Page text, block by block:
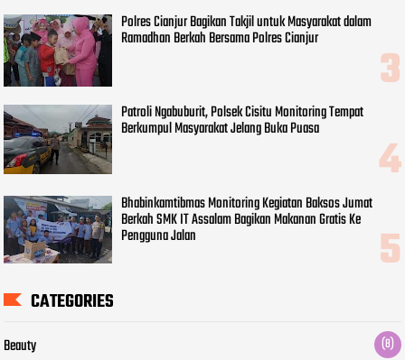
Polres Cianjur Bagikan Takjil untuk Masyarakat dalam
Ramadhan Berkah Bersama Polres Cianjur
Patroli Ngabuburit, Polsek Cisitu Monitoring Tempat
Berkumpul Masyarakat Jelang Buka Puasa
Bhabinkamtibmas Monitoring Kegiatan Baksos Jumat
Berkah SMK IT Assalam Bagikan Makanan Gratis Ke
Pengguna Jalan
CATEGORIES
Beauty (8)